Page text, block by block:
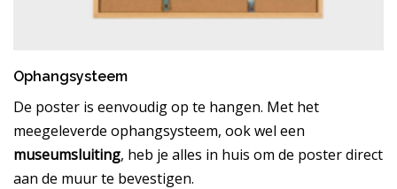
Ophangsysteem
De poster is eenvoudig op te hangen. Met het
meegeleverde ophangsysteem, ook wel een
museumsluiting, heb je alles in huis om de poster direct
aan de muur te bevestigen.